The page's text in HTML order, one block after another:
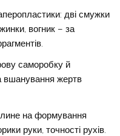
дві смужки
вогник – за
саморобку й
вшанування жертв
на формування
руки, точності рухів.